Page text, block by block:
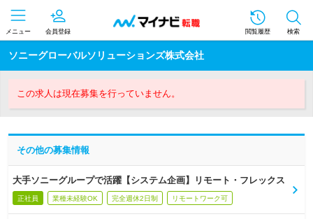
メニュー 会員登録 閲覧履歴 検索
ソニーグローバルソリューションズ株式会社
この求人は現在募集を行っていません。
その他の募集情報
大手ソニーグループで活躍【システム企画】リモート・フレックス
正社員 業種未経験OK 完全週休2日制 リモートワーク可